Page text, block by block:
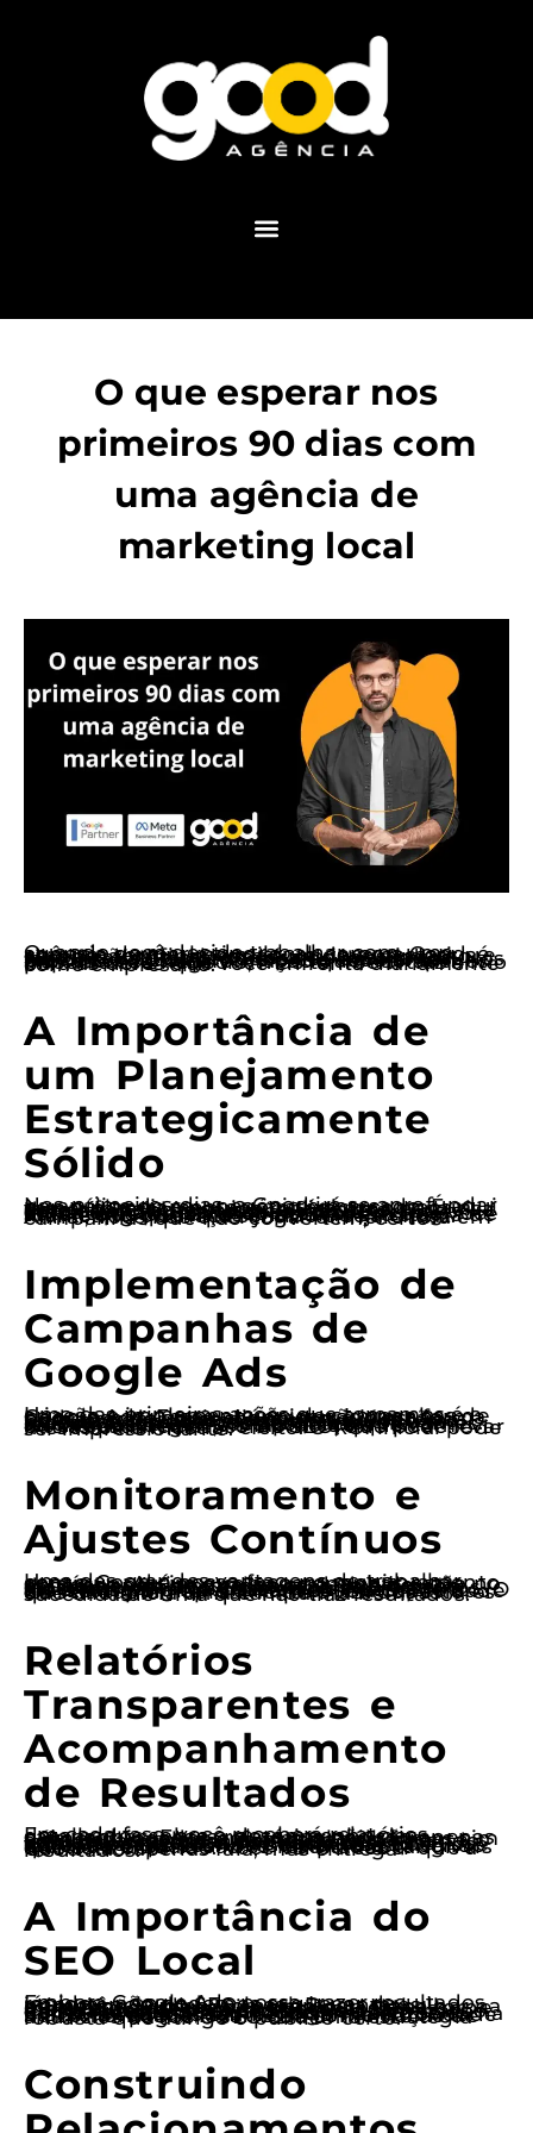
O que esperar nos
primeiros 90 dias com
uma agência de
marketing local
Quando você decide trabalhar com uma agência de marketing local, como a Good, é comum sentir uma mistura de expectativa e apreensão. Afinal, esse é um investimento significativo e a promessa de resultados rápidos é algo que todos nós desejamos. Nos primeiros 90 dias, você pode esperar um processo de transformação que não apenas impacta seu negócio, mas também traz alívio para as dores que você enfrenta diariamente como empresário.
A Importância de
um Planejamento
Estrategicamente
Sólido
Nos primeiros dias, a Good irá se aprofundar na análise do seu negócio e mercado. É aqui que o planejamento estratégico começa a tomar forma. A equipe realiza uma pesquisa detalhada sobre seu público-alvo, concorrência e tendências do setor. Essa etapa é vital, pois apenas com um entendimento claro do cenário em que você atua é que podemos criar uma estratégia de marketing que faça sentido e seja eficaz. Afinal, você não quer jogar dinheiro fora em campanhas que não convertem, certo?
Implementação de
Campanhas de
Google Ads
Uma das primeiras ações que tomamos é a criação e implementação de campanhas de Google Ads. Esses anúncios são uma forma poderosa de atrair clientes que já estão buscando ativamente pelos seus serviços. Com as palavras-chave certas e um texto persuasivo, podemos garantir que sua empresa apareça nas pesquisas relevantes. Isso significa que você começa a ver resultados bem mais rápido do que com outras estratégias, como SEO, que pode levar meses para mostrar efeito. O ROI inicial pode ser impressionante.
Monitoramento e
Ajustes Contínuos
Uma das grandes vantagens de trabalhar com a Good é nosso foco no monitoramento contínuo. Assim que as campanhas estão no ar, nossa equipe analisa os dados de desempenho em tempo real. Se algo não está funcionando como esperado, fazemos ajustes imediatos. Essa abordagem ágil é essencial para maximizar seu investimento. O marketing digital é dinâmico, e a capacidade de se adaptar rapidamente é um dos fatores que diferencia uma campanha bem-sucedida de uma que não traz resultados.
Relatórios
Transparentes e
Acompanhamento
de Resultados
Em cada fase, você receberá relatórios detalhados sobre o desempenho das campanhas. Esses relatórios não são apenas números jogados em uma planilha, mas sim uma análise clara que mostra exatamente como suas campanhas estão performando. Isso inclui métricas como cliques, conversões e custo por aquisição. Essa transparência é fundamental para que você entenda onde seu investimento está sendo aplicado e quais são os resultados tangíveis que está obtendo. Você vai perceber que a Good não apenas fala, mas entrega resultados.
A Importância do
SEO Local
Embora Google Ads possa trazer resultados rápidos, não podemos esquecer da importância do SEO local. Durante os primeiros 90 dias, começamos a trabalhar na otimização do seu site para que ele se torne mais relevante para as buscas locais. Isso inclui o uso de palavras-chave geograficamente específicas e a otimização de sua presença no Google Meu Negócio. Como resultado, seu negócio não só se torna mais visível, mas também ganha autoridade na comunidade local. Essa combinação de anúncios pagos e SEO cria uma estratégia robusta que atinge o público certo.
Construindo